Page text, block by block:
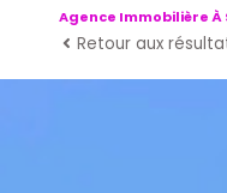
Agence Immobilière
Retour aux